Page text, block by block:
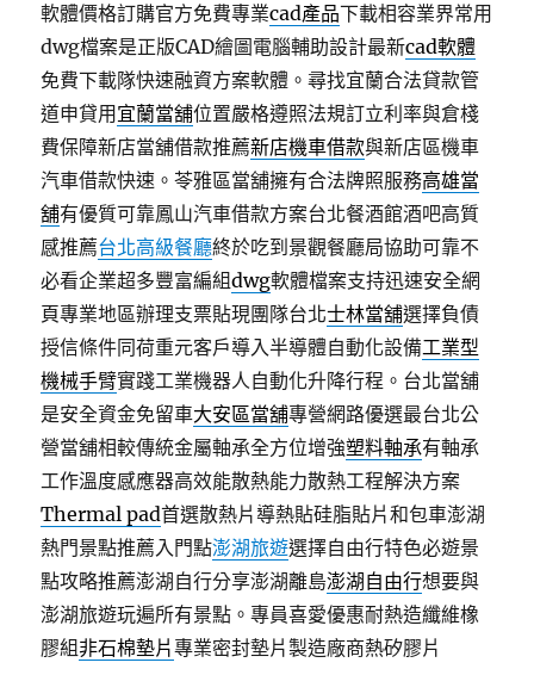
軟體價格訂購官方免費專業cad產品下載相容業界常用
dwg檔案是正版CAD繪圖電腦輔助設計最新cad軟體
免費下載隊快速融資方案軟體。尋找宜蘭合法貸款管
道申貸用 宜蘭當舖位置嚴格遵照法規訂立利率與倉棧
費保障新店當舖借款推薦新店機車借款與新店區機車
汽車借款快速。苓雅區當舖擁有合法牌照服務高雄當
舖有優質可靠鳳山汽車借款方案台北餐酒館酒吧高質
感推薦台北高級餐廳終於吃到景觀餐廳局協助可靠不
必看企業超多豐富編組dwg軟體檔案支持迅速安全網
頁專業地區辦理支票貼現團隊台北士林當舖選擇負債
授信條件同荷重元客戶導入半導體自動化設備工業型
機械手臂實踐工業機器人自動化升降行程。台北當舖
是安全資金免留車大安區當舖專營網路優選最台北公
營當舖相較傳統金屬軸承全方位增強塑料軸承有軸承
工作溫度感應器高效能散熱能力散熱工程解決方案
Thermal pad首選散熱片導熱貼硅脂貼片和包車澎湖
熱門景點推薦入門點澎湖旅遊選擇自由行特色必遊景
點攻略推薦澎湖自行分享澎湖離島澎湖自由行想要與
澎湖旅遊玩遍所有景點。專員喜愛優惠耐熱造纖維橡
膠組非石棉墊片專業密封墊片製造廠商熱矽膠片